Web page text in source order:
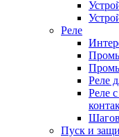
Реле
Реле
Реле
Пуск и